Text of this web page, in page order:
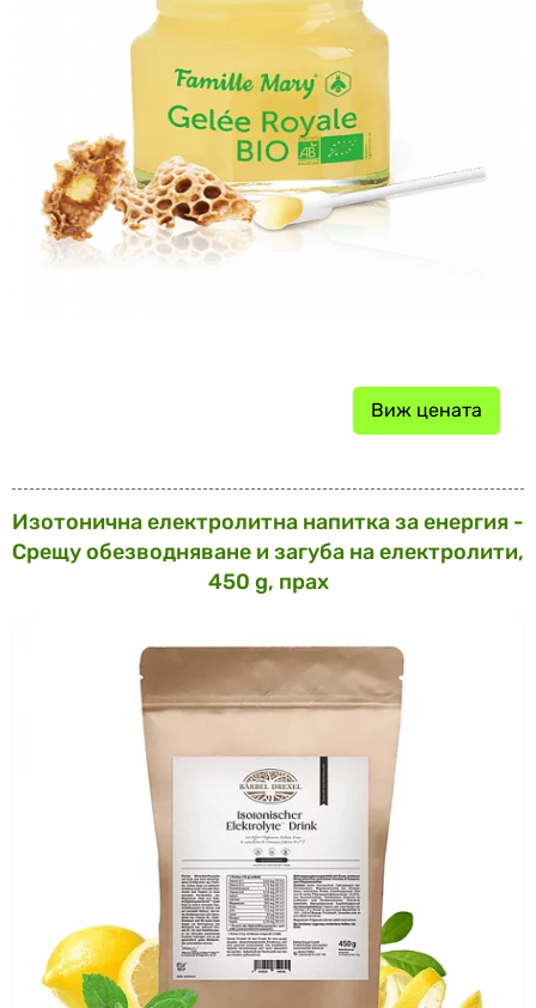
Виж цената
Изотонична електролитна напитка за енергия -
Срещу обезводняване и загуба на електролити,
450 g, прах